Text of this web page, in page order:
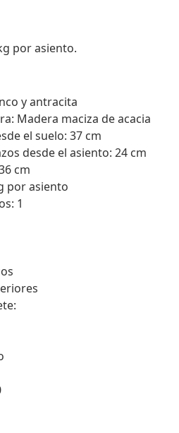
por asiento.
y antracita
Madera maciza de acacia
el suelo: 37 cm
desde el asiento: 24 cm
cm
por asiento
1